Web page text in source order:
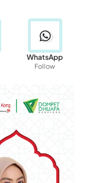
WhatsApp
Follow